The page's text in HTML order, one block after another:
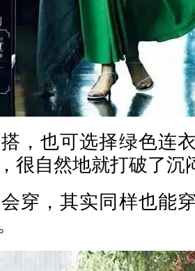
，也可选择绿色连
很自然地就打破了沉
穿，其实同样也能